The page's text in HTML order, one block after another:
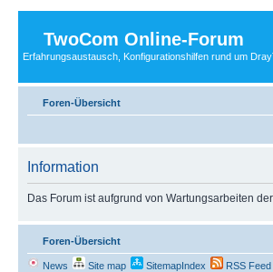
TwoCom Online-Forum
Erfahrungsaustausch, Konfigurationshilfen rund um
Foren-Übersicht
Information
Das Forum ist aufgrund von Wartungsarbeiten
Foren-Übersicht
News Site map SitemapIndex RSS Feed